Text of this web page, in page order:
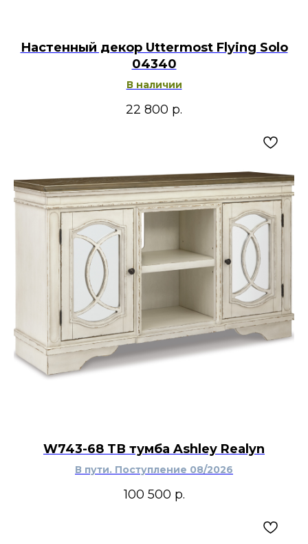
Настенный декор Uttermost Flying Solo
04340
В наличии
22 800 р.
W743-68 ТВ тумба Ashley Realyn
В пути. Поступление 08/2026
100 500 р.